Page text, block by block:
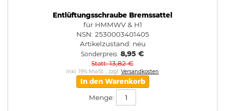
Entlüftungsschraube Bremssattel
für HMMWV & H1
NSN: 2530003401405
Artikelzustand: neu
Sonderpreis 8,95 €
Statt 13,82 €
Inkl. 19% MwSt. , zzgl. Versandkosten
In den Warenkorb
Menge: